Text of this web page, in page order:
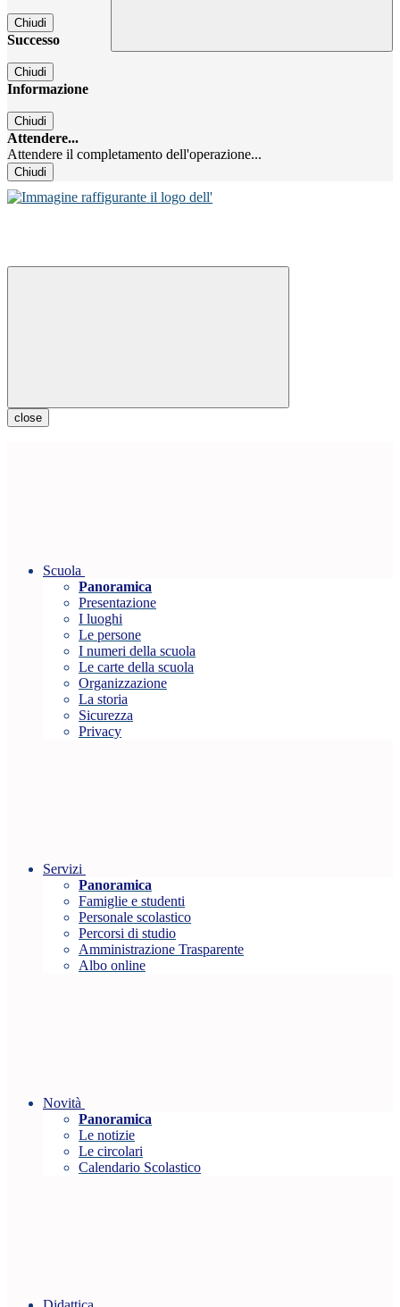
Chiudi
Successo
Chiudi
Informazione
Chiudi
Attendere...
Attendere il completamento dell'operazione...
Chiudi
close
Scuola
Panoramica
Presentazione
I luoghi
Le persone
I numeri della scuola
Le carte della scuola
Organizzazione
La storia
Sicurezza
Privacy
Servizi
Panoramica
Famiglie e studenti
Personale scolastico
Percorsi di studio
Amministrazione Trasparente
Albo online
Novità
Panoramica
Le notizie
Le circolari
Calendario Scolastico